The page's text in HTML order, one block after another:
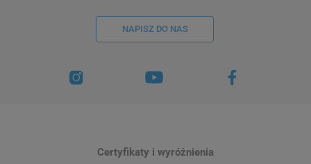
NAPISZ DO NAS
Certyfikaty i wyróżnienia